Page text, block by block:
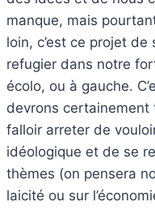
manque, mais
loin, c’est ce projet
refugier dans notre
écolo, ou à gauche.
devrons certainement
falloir arreter de
idéologique et de se
thèmes (on pensera
laicité ou sur